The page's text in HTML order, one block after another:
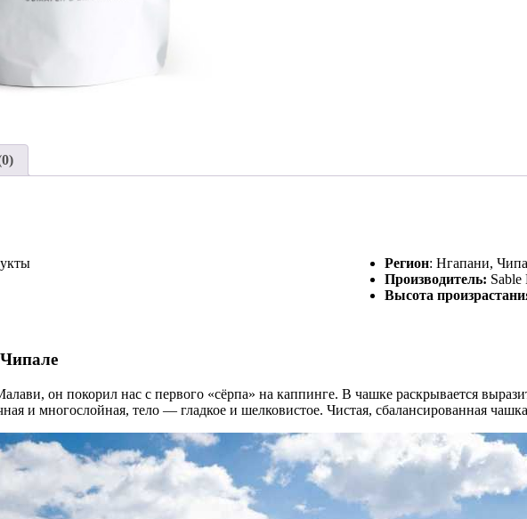
Регион: Нгапани,
Производитель: Sable
Высота
он покорил нас с первого «сёрпа» на каппинге. В чашке раскрывается
и многослойная, тело — гладкое и шелковистое. Чистая, сбалансированная